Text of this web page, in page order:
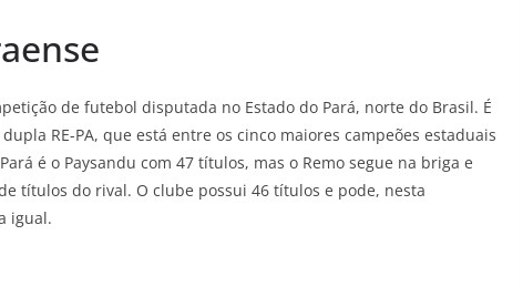
de futebol disputada no Estado do Pará, norte do Brasil. É
RE-PA, que está entre os cinco maiores campeões estaduais
é o Paysandu com 47 títulos, mas o Remo segue na briga e
títulos do rival. O clube possui 46 títulos e pode, nesta
igual.